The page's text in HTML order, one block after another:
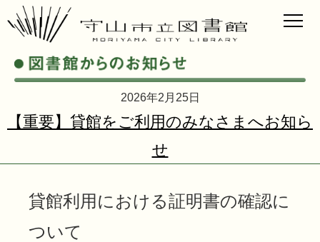
2026年2月25日
【重要】貸館をご利用のみなさまへお知ら
せ
貸館利用における証明書の確認に
ついて